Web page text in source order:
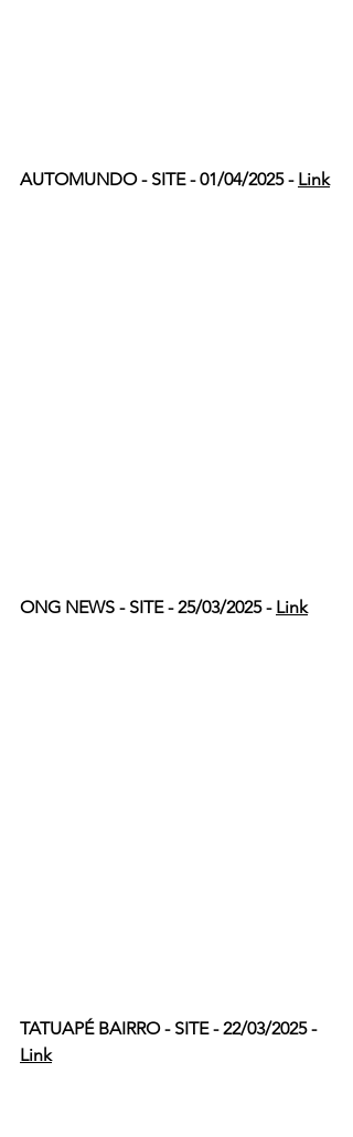
AUTOMUNDO - SITE - 01/04/2025 - Link
ONG NEWS - SITE - 25/03/2025 - Link
TATUAPÉ BAIRRO - SITE - 22/03/2025 -
Link